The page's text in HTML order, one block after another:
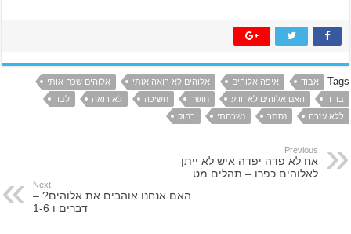
Tags אבוד איפה אלוהים אלוהים לא רואה אותי
אלוהים שכח אותי
בודד
האם אלוהים לא יודע חושך חשיכה לא רואה
לבד
ללא עזרה
נסתר נשכחתי רחוק
Previous
אח לא פדה יפדה איש לא ייתן
לאלוהים כפרו – תהלים מט
Next
האם אנחנו אוהבים את אלוהים? –
דברים ו 1-6